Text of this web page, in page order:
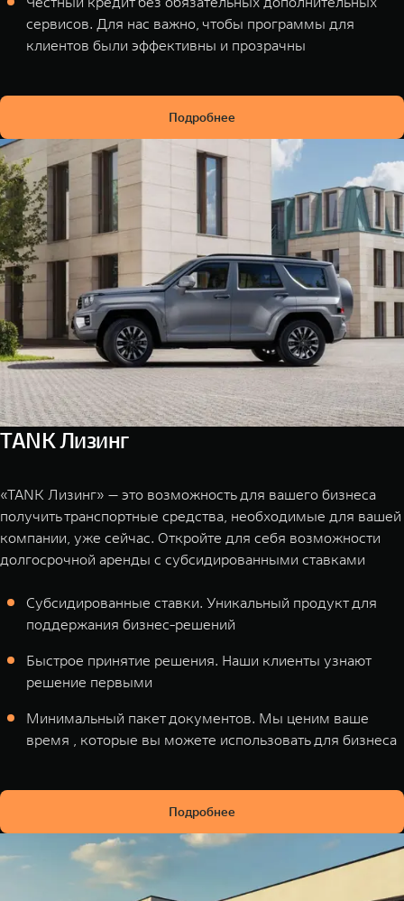
сервисов. Для нас важно, чтобы программы для
клиентов были эффективны и прозрачны
Подробнее
TANK Лизинг
«TANK Лизинг» — это возможность для вашего бизнеса
получить транспортные средства, необходимые для вашей
компании, уже сейчас. Откройте для себя возможности
долгосрочной аренды с субсидированными ставками
Cубсидированные ставки. Уникальный продукт для
поддержания бизнес-решений
Быстрое принятие решения. Наши клиенты узнают
решение первыми
Минимальный пакет документов. Мы ценим ваше
время , которые вы можете использовать для бизнеса
Подробнее